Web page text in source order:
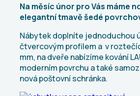
Na měsíc únor pro Vás máme
elegantní tmavě šedé
Nábytek doplníte jednoduchou
čtvercovým profilem a v
mm, na dveře nabízíme kování
moderním povrchu a také
nová poštovní schránka.